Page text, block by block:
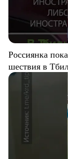
Россиянка
шествия в